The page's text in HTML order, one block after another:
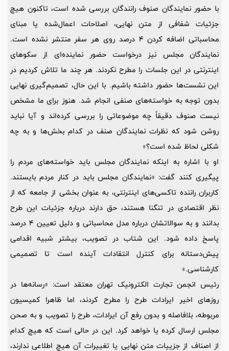
با حضور نمایندگان صنوف رانندگان بررسی شده است، تاکنون هیچ
جزئیات شفافی از متن نهایی، اصلاحات اعمال‌شده یا مبنای
محاسباتی اضافه کردن 4 درصد روی هر سفر منتشر نشده است.
نمایندگان مجلس نیز درخواست حضور نماینده‌ای از سکوهای
اینترنتی در این جلسات را مطرح نکردند. هر چند ما تلاش کردیم در
این نشست‌ها حضور داشته باشیم. با این حال، تصمیم‌گیری نهایی
بدون توجه به خواسته‌های صنفی انجام شد. هنوز برای ما مشخص
نیست صنوف دقیقاً چه موضوعاتی را بررسی کرده‌اند و آیا نباید
روشن شود که نظرات نمایندگان صنف در کدام بخش‌ها و به چه
شکلی لحاظ شده است؟»
او با اشاره به اینکه نمایندگان مجلس باید خواسته‌های مردم را
پیگیری کنند گفت: «نمایندگان مجلس باید در کنار مردم بایستند.
کاربران راننده تاکسی‌های اینترنتی، به عنوان بخشی از جامعه که از
نظر اقتصادی در تنگنا هستند، حق دارند درباره جزئیات این طرح
بدانند و به سوالاتشان درباره مدل محاسباتی و دلیل تعیین 4 درصد
پاسخ داده شود. این شتاب در تصویب، بیشتر شبیه اقدامی
پیش‌دستانه برای کنترل انتقادات آینده است تا تصمیمی
کارشناسی.»
رئیس انجمن تجارت الکترونیک تهران معتقد است: «رسانه‌ها در
روزهای اخیر ایرادات طرح را مطرح کردند، اما ظاهرا کمیسیون
مربوطه، بلافاصله و بدون رفع آن ایرادات، طرح را تصویب و به صحن
مجلس ارسال کرده یا خواهد کرد. این در حالی است که هیچ کدام
از اصناف از جزییات متن نهایی یا تغییرات آن هیچ اطلاعی ندارند،